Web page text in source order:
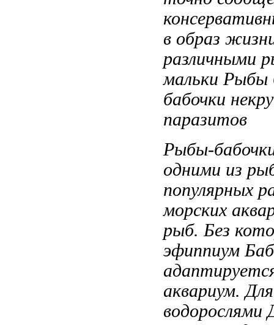
в образ
различными
мальки Рыбы
бабочки
паразитов
Рыбы-
одними из
популярных
морских
рыб. Без
эфиппиум
аквариум.
водорослями